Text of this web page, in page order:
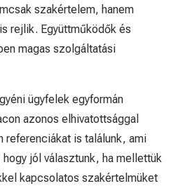
szakértelem, hanem
rejlik. Együttműködők és
magas szolgáltatási
ügyfelek egyformán
azonos elhivatottsággal
referenciákat is találunk, ami
jól választunk, ha mellettük
kapcsolatos szakértelmüket